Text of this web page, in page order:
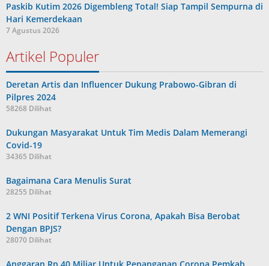
Paskib Kutim 2026 Digembleng Total! Siap Tampil Sempurna di
Hari Kemerdekaan
7 Agustus 2026
Artikel Populer
Deretan Artis dan Influencer Dukung Prabowo-Gibran di
Pilpres 2024
58268 Dilihat
Dukungan Masyarakat Untuk Tim Medis Dalam Memerangi
Covid-19
34365 Dilihat
Bagaimana Cara Menulis Surat
28255 Dilihat
2 WNI Positif Terkena Virus Corona, Apakah Bisa Berobat
Dengan BPJS?
28070 Dilihat